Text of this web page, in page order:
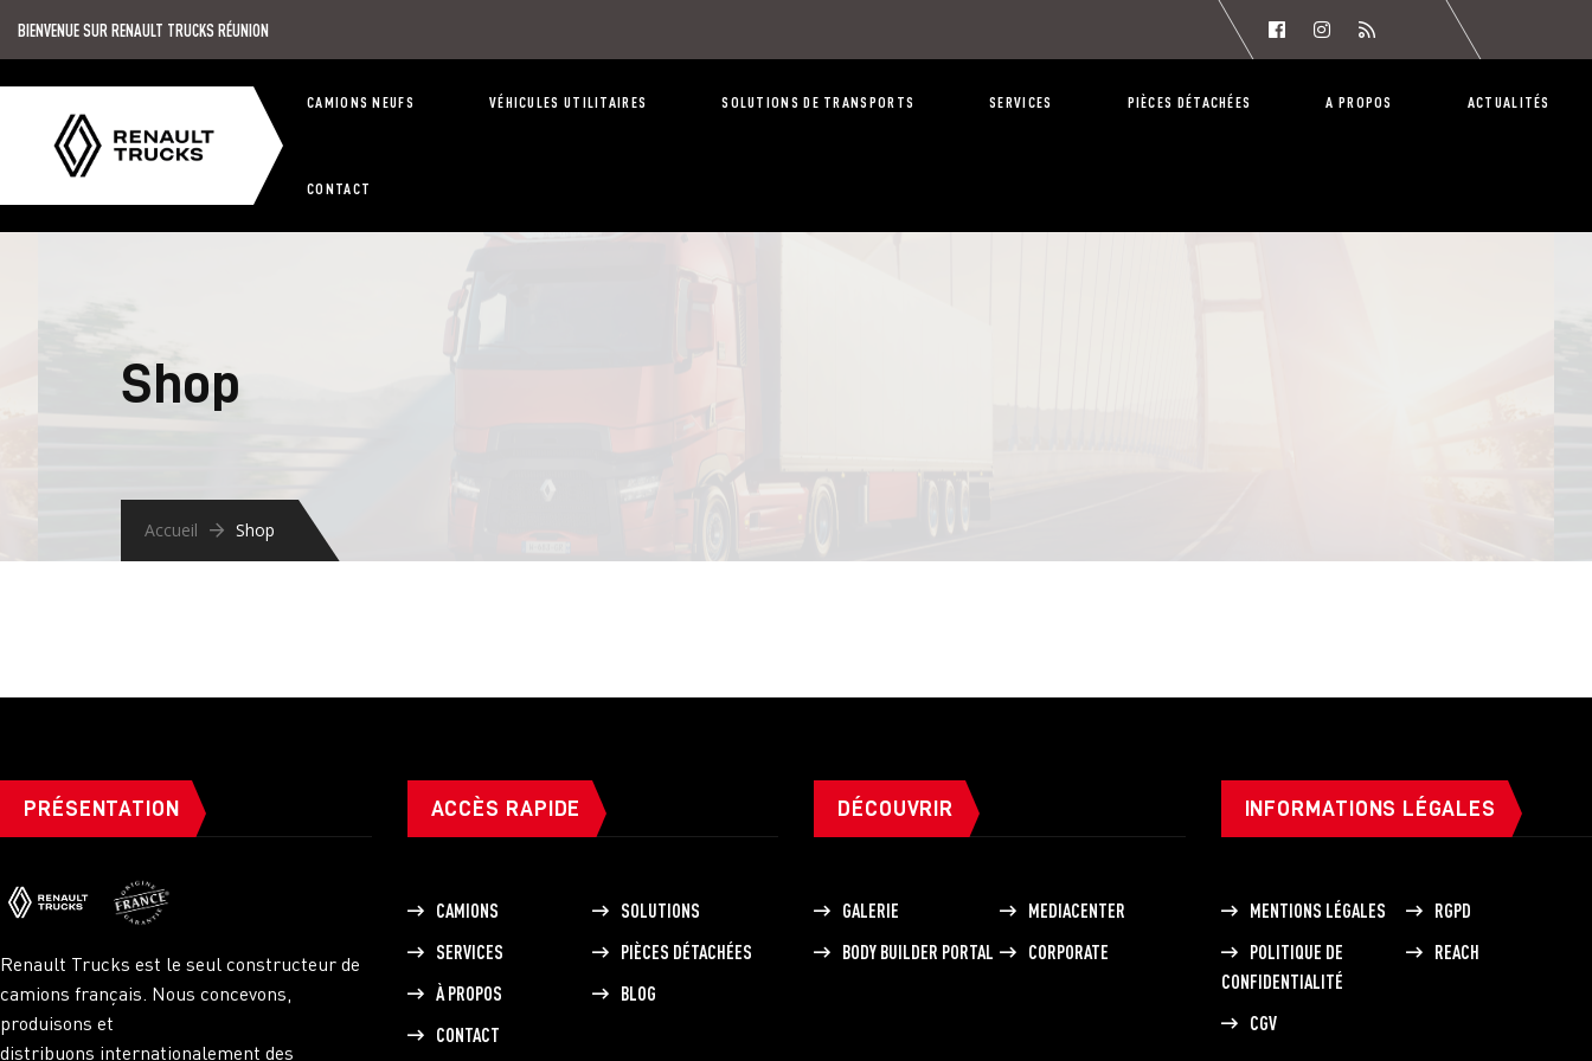
BIENVENUE SUR RENAULT TRUCKS RÉUNION
CAMIONS NEUFS VÉHICULES UTILITAIRES SOLUTIONS DE TRANSPORTS SERVICES PIÈCES DÉTACHÉES A PROPOS ACTUALITÉS
CONTACT
Shop
Accueil Shop
PRÉSENTATION
Renault Trucks est le seul constructeur de
camions français. Nous concevons,
produisons et
distribuons internationalement des
ACCÈS RAPIDE
CAMIONS
SOLUTIONS
SERVICES
PIÈCES DÉTACHÉES
À PROPOS
BLOG
CONTACT
DÉCOUVRIR
GALERIE
MEDIACENTER
BODY BUILDER PORTAL
CORPORATE
INFORMATIONS LÉGALES
MENTIONS LÉGALES
RGPD
POLITIQUE DE
CONFIDENTIALITÉ
REACH
CGV